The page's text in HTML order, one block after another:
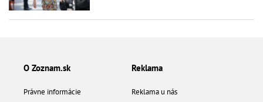
O Zoznam.sk
Právne informácie
Reklama
Reklama u nás